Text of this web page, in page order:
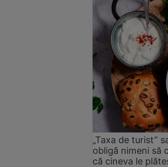
„Taxa de turist”
obligă nimeni să
că cineva le